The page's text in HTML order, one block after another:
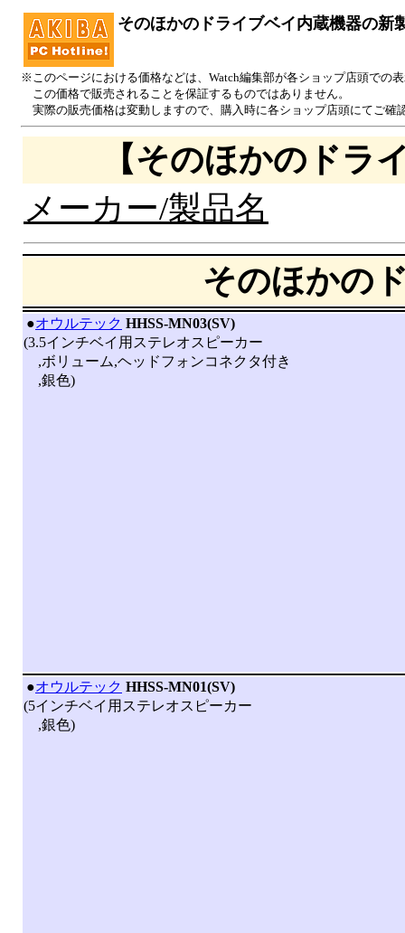
そのほかのドライブベイ内蔵機器の新
※このページにおける価格などは、Watch編集部が各ショップ店頭での
この価格で販売されることを保証するものではありません。
実際の販売価格は変動しますので、購入時に各ショップ店頭にてご確
【そのほかのドラ
メーカー/製品名
そのほかの
●オウルテック HHSS-MN03(SV)
(3.5インチベイ用ステレオスピーカー
,ボリューム,ヘッドフォンコネクタ付き
,銀色)
●オウルテック HHSS-MN01(SV)
(5インチベイ用ステレオスピーカー
,銀色)